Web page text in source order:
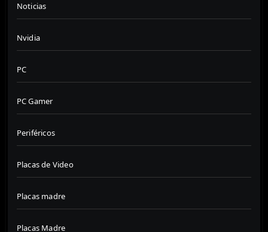
Noticias
Nvidia
PC
PC Gamer
Periféricos
Placas de Video
Placas madre
Placas Madre